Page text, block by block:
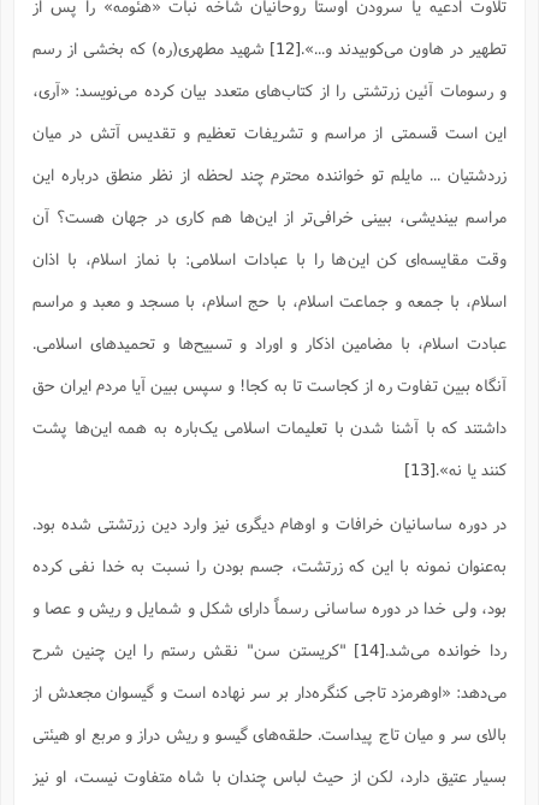
تلاوت ادعیه یا سرودن اوستا روحانیان شاخه نبات «هئومه» را پس از
تطهیر در هاون مى‌کوبیدند و...».[12]
شهید مطهری(ره) که بخشی از رسم
و رسومات آئین زرتشتی را از کتاب‌های متعدد بیان کرده می‌نویسد: «آرى،
این است قسمتى از مراسم و تشریفات تعظیم و تقدیس آتش در میان
زردشتیان ... مایلم تو خواننده محترم چند لحظه از نظر منطق درباره این
مراسم بیندیشى، ببینى خرافى‌تر از این‌ها هم کارى در جهان هست؟ آن
وقت مقایسه‌اى کن این‌ها را با عبادات اسلامى: با نماز اسلام، با اذان
اسلام، با جمعه و جماعت اسلام، با حج اسلام، با مسجد و معبد و مراسم
عبادت اسلام، با مضامین اذکار و اوراد و تسبیح‌ها و تحمیدهاى اسلامى.
آنگاه ببین تفاوت ره از کجاست تا به کجا! و سپس ببین آیا مردم ایران حق
داشتند که با آشنا شدن با تعلیمات اسلامى یک‌باره به همه این‌ها پشت
کنند یا نه».[13]
در دوره ساسانیان خرافات و اوهام دیگری نیز وارد دین زرتشتی شده بود.
به‌عنوان نمونه با این که زرتشت، جسم بودن را نسبت به خدا نفی کرده
بود، ولی خدا در دوره ساسانی رسماً دارای شکل و شمایل و ریش و عصا و
ردا خوانده می‌شد.[14]
"کریستن سن" نقش رستم را این چنین شرح
مى‌دهد: «اوهرمزد تاجى کنگره‌دار بر سر نهاده است و گیسوان مجعدش از
بالاى سر و میان تاج پیداست. حلقه‌هاى گیسو و ریش دراز و مربع او هیئتى
بسیار عتیق دارد، لکن از حیث لباس چندان با شاه متفاوت نیست، او نیز